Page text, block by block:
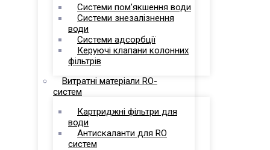
Системи пом’якшення води
Системи знезалізнення
води
Системи адсорбції
Керуючі клапани колонних
фільтрів
Витратні матеріали RO-
систем
Картриджні фільтри для
води
Антискаланти для RO
систем